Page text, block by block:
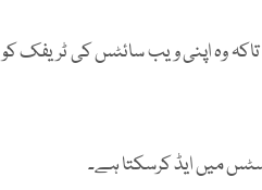
وہ اپنی ویب سائٹس کی ٹریفک کو